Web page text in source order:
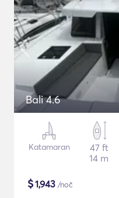
Bali 4.6
Katamaran
47 ft
14 m
$1,943 /noč